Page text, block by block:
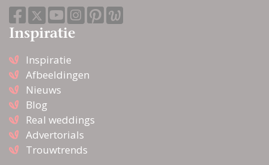
Inspiratie
Inspiratie
Afbeeldingen
Nieuws
Blog
Real weddings
Advertorials
Trouwtrends